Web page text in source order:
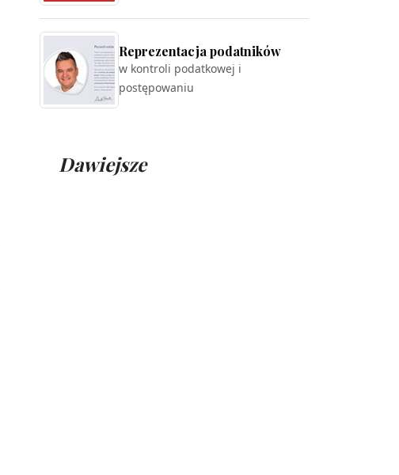
Reprezentacja podatników
w kontroli podatkowej i
postępowaniu
Dawiejsze